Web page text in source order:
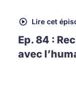
Lire cet
Ep. 84 :
avec